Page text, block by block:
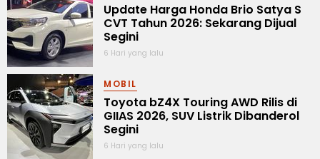
Update Harga Honda Brio Satya S
CVT Tahun 2026: Sekarang Dijual
Segini
6 Hari yang lalu
MOBIL
Toyota bZ4X Touring AWD Rilis di
GIIAS 2026, SUV Listrik Dibanderol
Segini
6 Hari yang lalu